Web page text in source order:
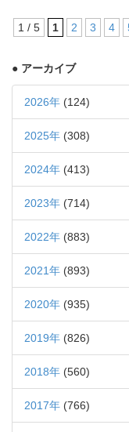
1 / 5 1 2 3 4
● アーカイブ
2026年 (124)
2025年 (308)
2024年 (413)
2023年 (714)
2022年 (883)
2021年 (893)
2020年 (935)
2019年 (826)
2018年 (560)
2017年 (766)